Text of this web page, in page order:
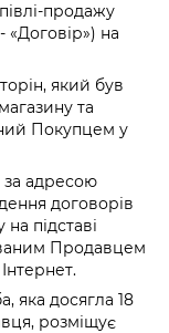
продажу
на
який був
та
Покупцем у
за адресою
договорів
підставі
Продавцем
яка досягла 18
розміщує